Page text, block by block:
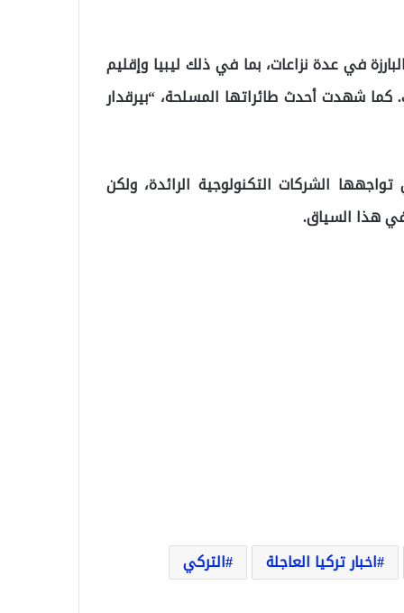
في عدة نزاعات، بما في ذلك ليبيا وإقليم
كما شهدت أحدث طائراتها المسلحة، “بيرقدار
الشركات التكنولوجية الرائدة، ولكن
في هذا السياق.
اخبار تركيا العاجلة
التركي